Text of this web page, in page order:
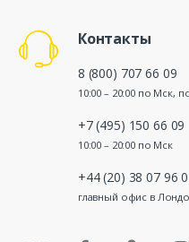
Контакты
8 (800) 707 66 09
10:00 – 20:00 по Мск,
+7 (495) 150 66 09
10:00 – 20:00 по Мск
+44 (20) 38 07 96
главный офис в